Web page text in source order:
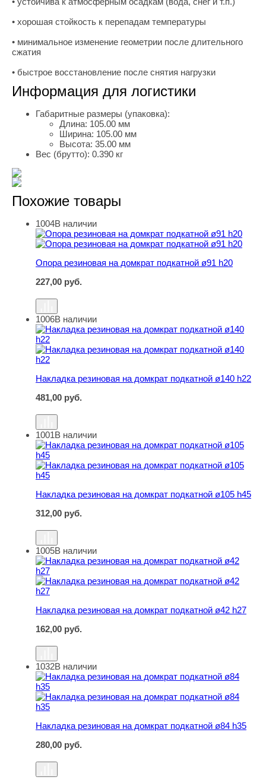
• хорошая стойкость к перепадам температуры
• минимальное изменение геометрии после длительного
сжатия
• быстрое восстановление после снятия нагрузки
Информация для логистики
Габаритные размеры (упаковка):
Длина: 105.00 мм
Ширина: 105.00 мм
Высота: 35.00 мм
Вес (брутто): 0.390 кг
Похожие товары
Опора резиновая на домкрат подкатной ø91 h20
1004В наличии
Опора резиновая на домкрат подкатной ø91 h20
227,00 руб.
Накладка резиновая на домкрат подкатной ø140 h22
1006В наличии
Накладка резиновая на домкрат подкатной ø140 h22
481,00 руб.
Накладка резиновая на домкрат подкатной ø105 h45
1001В наличии
Накладка резиновая на домкрат подкатной ø105 h45
312,00 руб.
Накладка резиновая на домкрат подкатной ø42 h27
1005В наличии
Накладка резиновая на домкрат подкатной ø42 h27
162,00 руб.
Накладка резиновая на домкрат подкатной ø84 h35
1032В наличии
Накладка резиновая на домкрат подкатной ø84 h35
280,00 руб.